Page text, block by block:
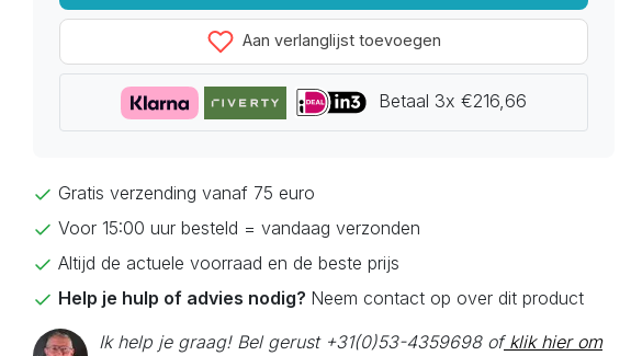
Aan verlanglijst toevoegen
Betaal 3x €216,66
Gratis verzending vanaf 75 euro
Voor 15:00 uur besteld = vandaag verzonden
Altijd de actuele voorraad en de beste prijs
Help je hulp of advies nodig? Neem contact op over dit product
Ik help je graag! Bel gerust +31(0)53-4359698 ofklik hier om